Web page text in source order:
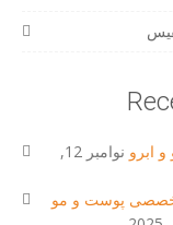
ابرو
نوامبر 12,
پوست و مو